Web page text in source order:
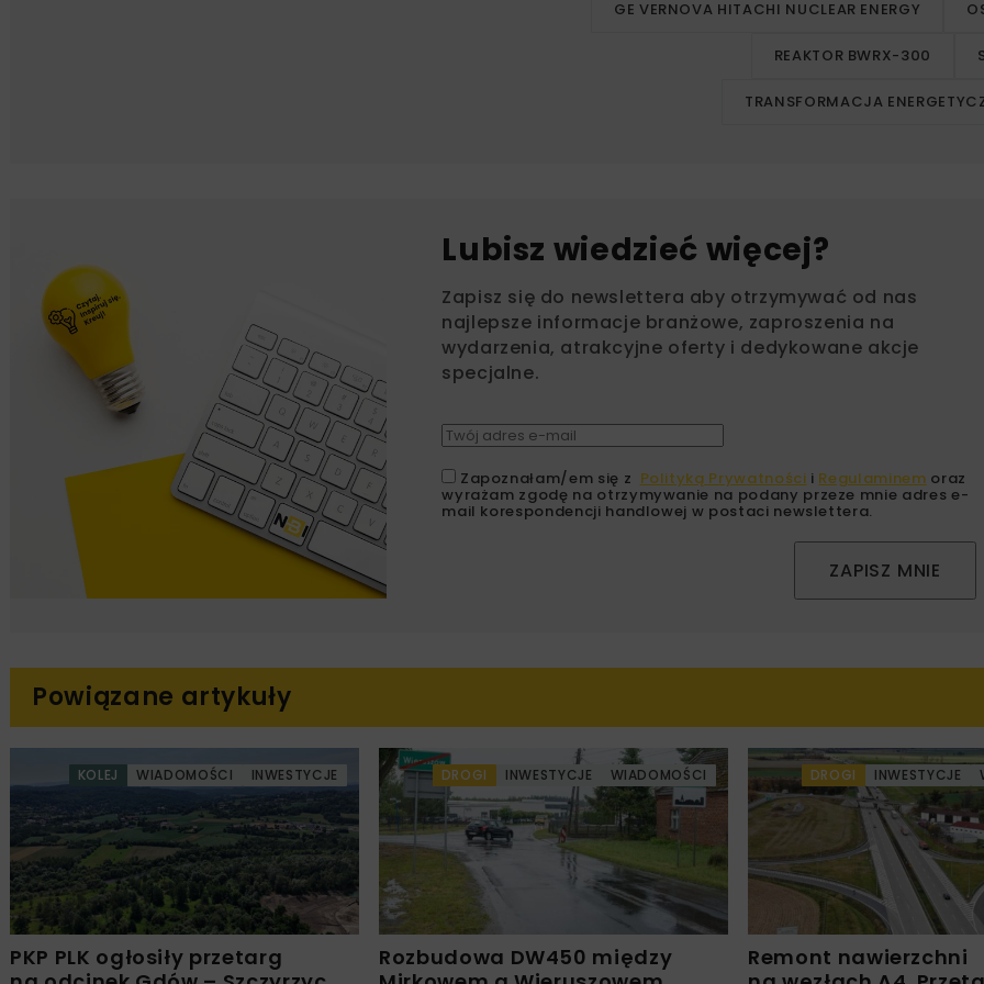
GE VERNOVA HITACHI NUCLEAR ENERGY
REAKTOR BWRX-300
TRANSFORMACJA
Lubisz wiedzieć więcej?
Zapisz się do newslettera aby otrzymywać od nas
najlepsze informacje branżowe, zaproszenia na
wydarzenia, atrakcyjne oferty i dedykowane akcje
specjalne.
Zapoznałam/em się z Polityką Prywatności i Regulaminem oraz
wyrażam zgodę na otrzymywanie na podany przeze mnie adres e-
mail korespondencji handlowej w postaci newslettera.
ZAPISZ MNIE
Powiązane artykuły
KOLEJ WIADOMOŚCI INWESTYCJE
PKP PLK ogłosiły przetarg
DROGI INWESTYCJE WIADOMOŚCI
Rozbudowa DW450 między
DROGI INWESTYCJE
Remont nawierzchni